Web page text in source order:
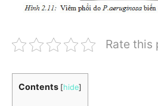
Rate this
Contents [hide]